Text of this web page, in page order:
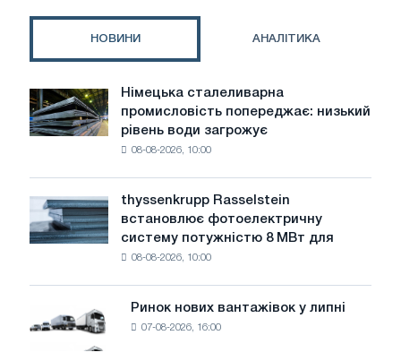
НОВИНИ АНАЛІТИКА
Німецька
сталеливарна
промисловість
води
загрожує
безпеці
Німецька сталеливарна
промисловість попереджає: низький
рівень води загрожує
08-08-2026, 10:00
thyssenkrupp
Rasselstein
встановлює
фотоелектричну
thyssenkrupp Rasselstein
встановлює фотоелектричну
систему потужністю 8 МВт для
08-08-2026, 10:00
Ринок
нових
вантажівок
Ринок нових вантажівок у липні
07-08-2026, 16:00